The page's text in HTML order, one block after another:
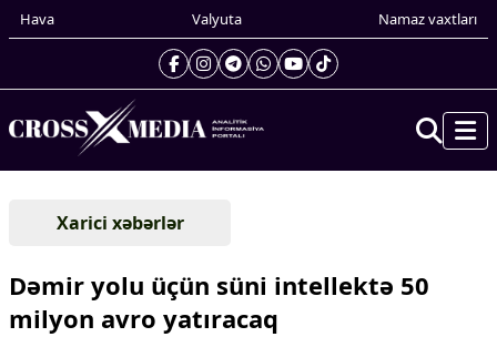
Hava Valyuta Namaz vaxtları
Gündəm
Xarici xəbərlər
Cənubi Qafqaz
Xarici xəbərlər
Dəmir yolu üçün süni intellektə 50
milyon avro yatıracaq